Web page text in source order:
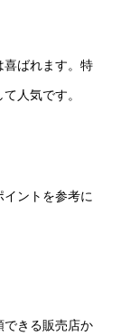
喜ばれます。特
人気です。
ントを参考に
できる販売店か